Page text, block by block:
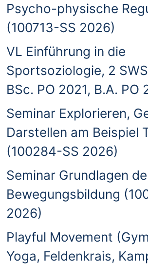
Psycho-physische
(100713-SS 2026)
VL Einführung in die
Sportsoziologie, 2
BSc. PO 2021, B.A. PO
Seminar Explorieren,
Darstellen am Beispiel
(100284-SS 2026)
Seminar Grundlagen
Bewegungsbildung
2026)
Playful Movement
Yoga, Feldenkrais,